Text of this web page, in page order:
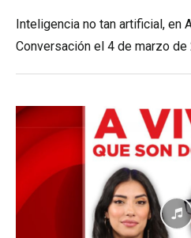
Inteligencia no tan artificial, en
Conversación el 4 de marzo de